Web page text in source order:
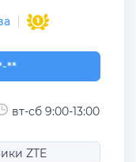
61
**
вт-сб 9:00-13:00
ZTE